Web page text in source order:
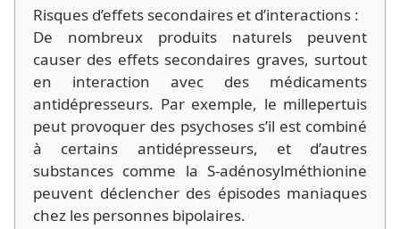
Risques d’effets secondaires et d’interactions :
De nombreux produits naturels peuvent
causer des effets secondaires graves, surtout
en interaction avec des médicaments
antidépresseurs. Par exemple, le millepertuis
peut provoquer des psychoses s’il est combiné
à certains antidépresseurs, et d’autres
substances comme la S-adénosylméthionine
peuvent déclencher des épisodes maniaques
chez les personnes bipolaires.